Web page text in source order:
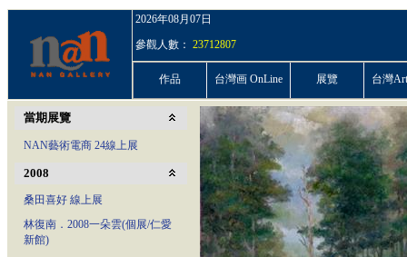
2026年08月07日
參觀人數： 23712807
作品 台灣画 OnLine 展覽 台灣
當期展覽
NAN藝術電商 24線上展
2008
桑田喜好 線上展
林復南．2008一朵雲(個展/仁愛
新館)